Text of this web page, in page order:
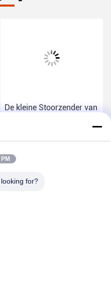
De kleine Stoorzender van
Blokkeren van de
Draadloze Signalen van
for?